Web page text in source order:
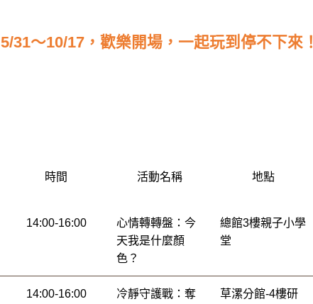
5/31～10/17，歡樂開場，一起玩到停不下來！
時間 活動名稱 地點
14:00-16:00
心情轉轉盤：今
天我是什麼顏
色？
總館3樓親子小學
堂
14:00-16:00
冷靜守護戰：奪
草漯分館-4樓研